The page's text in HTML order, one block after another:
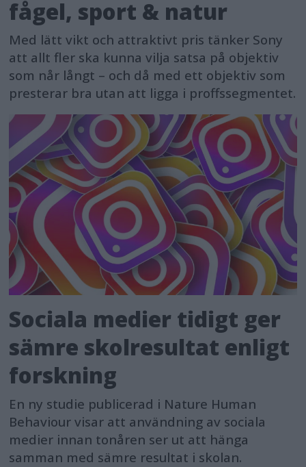
fågel, sport & natur
Med lätt vikt och attraktivt pris tänker Sony
att allt fler ska kunna vilja satsa på objektiv
som når långt – och då med ett objektiv som
presterar bra utan att ligga i proffssegmentet.
Sociala medier tidigt ger
sämre skolresultat enligt
forskning
En ny studie publicerad i Nature Human
Behaviour visar att användning av sociala
medier innan tonåren ser ut att hänga
samman med sämre resultat i skolan.